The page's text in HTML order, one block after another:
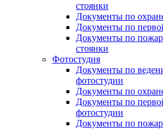
стоянки
Документы по
Документы по
Документы по
стоянки
Фотостудия
Документы по
фотостудии
Документы по
Документы по
фотостудии
Документы по